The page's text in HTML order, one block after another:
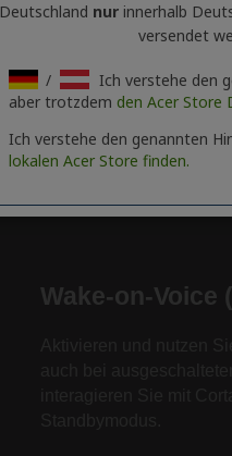
Deutschland nurinnerhalb
versendet
/
Ich verstehe den
aber trotzdem den Acer Store
Ich verstehe den genannten
lokalen Acer Store finden.